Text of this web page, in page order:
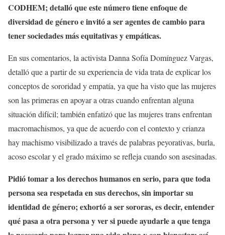
CODHEM; detalló que este número tiene enfoque de
diversidad de género e invitó a ser agentes de cambio para
tener sociedades más equitativas y empáticas.
En sus comentarios, la activista Danna Sofía Domínguez Vargas,
detalló que a partir de su experiencia de vida trata de explicar los
conceptos de sororidad y empatía, ya que ha visto que las mujeres
son las primeras en apoyar a otras cuando enfrentan alguna
situación difícil; también enfatizó que las mujeres trans enfrentan
macromachismos, ya que de acuerdo con el contexto y crianza
hay machismo visibilizado a través de palabras peyorativas, burla,
acoso escolar y el grado máximo se refleja cuando son asesinadas.
Pidió tomar a los derechos humanos en serio, para que toda
persona sea respetada en sus derechos, sin importar su
identidad de género; exhortó a ser sororas, es decir, entender
qué pasa a otra persona y ver si puede ayudarle a que tenga